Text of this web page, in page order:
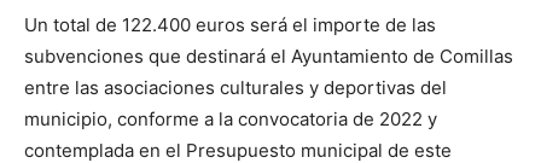
Un total de 122.400 euros será el importe de las
subvenciones que destinará el Ayuntamiento de Comillas
entre las asociaciones culturales y deportivas del
municipio, conforme a la convocatoria de 2022 y
contemplada en el Presupuesto municipal de este